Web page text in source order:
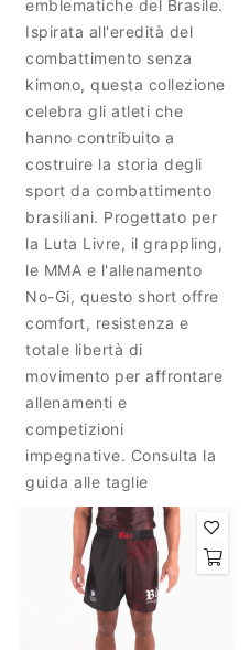
emblematiche del Brasile.
Ispirata all'eredità del
combattimento senza
kimono, questa collezione
celebra gli atleti che
hanno contribuito a
costruire la storia degli
sport da combattimento
brasiliani. Progettato per
la Luta Livre, il grappling,
le MMA e l'allenamento
No-Gi, questo short offre
comfort, resistenza e
totale libertà di
movimento per affrontare
allenamenti e
competizioni
impegnative. Consulta la
guida alle taglie